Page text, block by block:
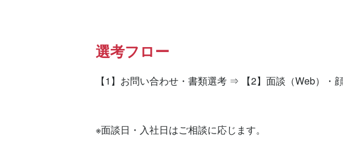
選考フロー
【1】お問い合わせ・書類選考 ⇒ 【2】面談（Web）・
※面談日・入社日はご相談に応じます。